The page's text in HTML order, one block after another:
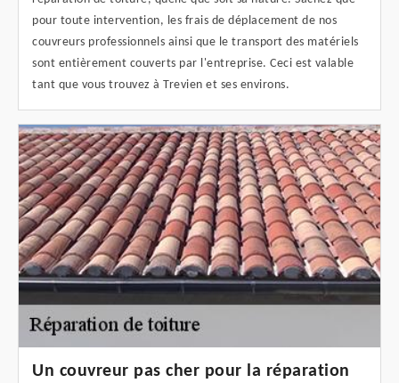
pour toute intervention, les frais de déplacement de nos
couvreurs professionnels ainsi que le transport des matériels
sont entièrement couverts par l'entreprise. Ceci est valable
tant que vous trouvez à Trevien et ses environs.
Un couvreur pas cher pour la réparation